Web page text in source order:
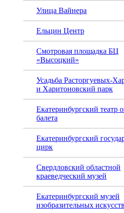
Улица Вайнера
Ельцин Центр
Смотровая площадка БЦ
«Высоцкий»
Усадьба Расторгуевых-
и Харитоновский парк
Екатеринбургский театр
балета
Екатеринбургский
цирк
Свердловский областной
краеведческий музей
Екатеринбургский музей
изобразительных искусств